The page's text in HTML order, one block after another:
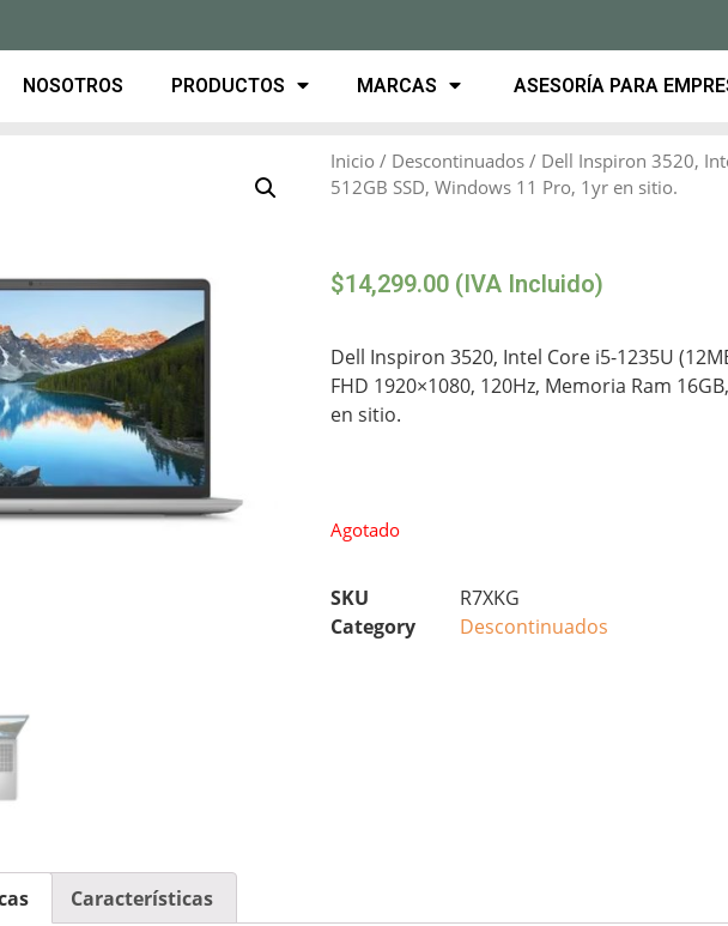
NOSOTROS PRODUCTOS MARCAS ASESORÍA PARA
Inicio / Descontinuados / Dell Inspiron 3520,
512GB SSD, Windows 11 Pro, 1yr en sitio.
$14,299.00 (IVA Incluido)
Dell Inspiron 3520, Intel Core i5-1235U
FHD 1920×1080, 120Hz, Memoria Ram
en sitio.
Agotado
SKU
R7XKG
Category
Descontinuados
Características